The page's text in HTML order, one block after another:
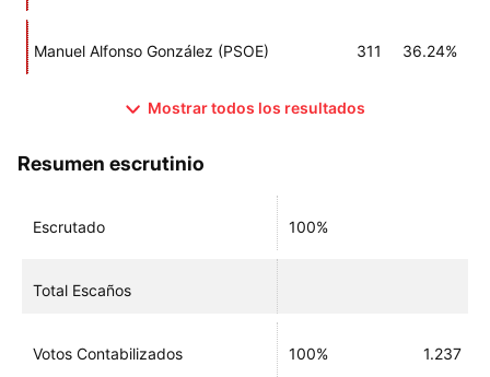
Manuel Alfonso González (PSOE) 311 36.24%
Mostrar todos los resultados
Resumen escrutinio
Escrutado 100%
Total Escaños
Votos Contabilizados 100% 1.237